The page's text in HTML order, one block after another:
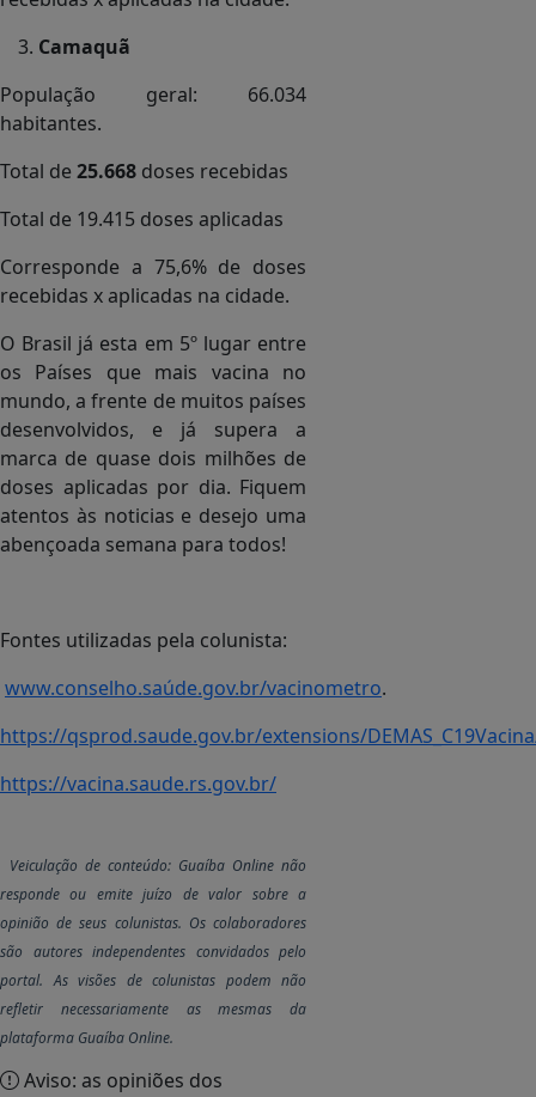
Camaquã
População geral: 66.034
habitantes.
Total de 25.668 doses recebidas
Total de 19.415 doses aplicadas
Corresponde a 75,6% de doses
recebidas x aplicadas na cidade.
O Brasil já esta em 5º lugar entre
os Países que mais vacina no
mundo, a frente de muitos países
desenvolvidos, e já supera a
marca de quase dois milhões de
doses aplicadas por dia. Fiquem
atentos às noticias e desejo uma
abençoada semana para todos!
Fontes utilizadas pela colunista:
www.conselho.saúde.gov.br/vacinometro.
https://qsprod.saude.gov.br/extensions/
https://vacina.saude.rs.gov.br/
Veiculação de conteúdo: Guaíba Online não
responde ou emite juízo de valor sobre a
opinião de seus colunistas. Os colaboradores
são autores independentes convidados pelo
portal. As visões de colunistas podem não
refletir necessariamente as mesmas da
plataforma Guaíba Online.
Aviso: as opiniões dos